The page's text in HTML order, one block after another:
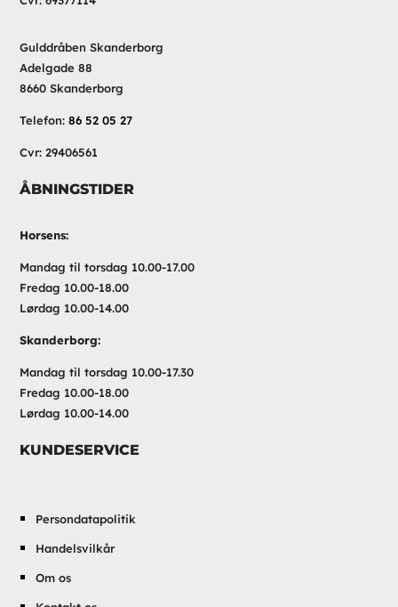
Gulddråben Skanderborg
Adelgade 88
8660 Skanderborg
Telefon:86 52 05 27
Cvr: 29406561
ÅBNINGSTIDER
Horsens:
Mandag til torsdag 10.00-17.00
Fredag 10.00-18.00
Lørdag 10.00-14.00
Skanderborg:
Mandag til torsdag 10.00-17.30
Fredag 10.00-18.00
Lørdag 10.00-14.00
KUNDESERVICE
Persondatapolitik
Handelsvilkår
Om os